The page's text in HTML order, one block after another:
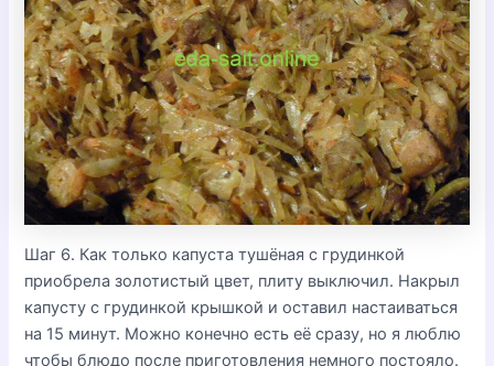
Шаг 6. Как только капуста тушёная с грудинкой
приобрела золотистый цвет, плиту выключил. Накрыл
капусту с грудинкой крышкой и оставил настаиваться
на 15 минут. Можно конечно есть её сразу, но я люблю
чтобы блюдо после приготовления немного постояло.